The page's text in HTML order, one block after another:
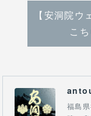
【安洞院ウ
こち
福島